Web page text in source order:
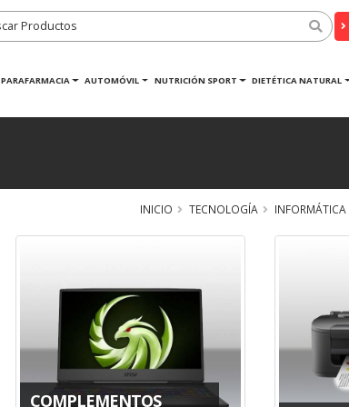
PARAFARMACIA AUTOMÓVIL NUTRICIÓN SPORT DIETÉTICA NATURAL
INICIO TECNOLOGÍA INFORMÁTICA
COMPLEMENTOS